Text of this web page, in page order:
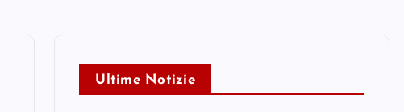
Ultime Notizie